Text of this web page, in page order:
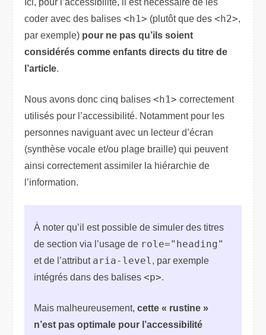
coder avec des balises <h1> (plutôt que des <h2>,
par exemple) pour ne pas qu’ils soient
considérés comme enfants directs du titre de
l’article.
Nous avons donc cinq balises <h1> correctement
utilisés pour l’accessibilité. Notamment pour les
personnes naviguant avec un lecteur d’écran
(synthèse vocale et/ou plage braille) qui peuvent
ainsi correctement assimiler la hiérarchie de
l’information.
À noter qu’il est possible de simuler des titres
de section via l’usage de role="heading"
et de l’attribut aria-level, par exemple
intégrés dans des balises <p>.
Mais malheureusement, cette « rustine »
n’est pas optimale pour l’accessibilité